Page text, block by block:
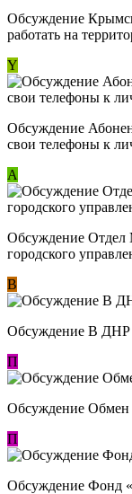
Обсуждение
работать на
Y
Обсуждение
свои телефоны к
А
Обсуждение Отдел
городского
В
Обсуждение В ДНР
П
Обсуждение Обмен
П
Обсуждение Фонд